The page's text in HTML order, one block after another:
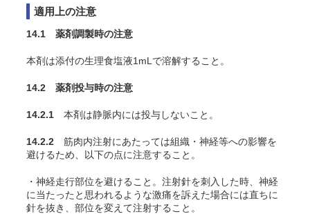
適用上の注意
14.1 薬剤調製時の注意
本剤は添付の生理食塩液1mLで溶解すること。
14.2 薬剤投与時の注意
14.2.1 本剤は静脈内には投与しないこと。
14.2.2 筋肉内注射にあたっては組織・神経等への影響を
避けるため、以下の点に注意すること。
・神経走行部位を避けること。注射針を刺入した時、神経
に当たったと思われるような激痛を訴えた場合には直ちに
針を抜き、部位を変えて注射すること。